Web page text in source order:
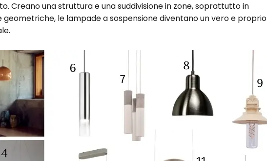
Creano una struttura e una suddivisione in zone, soprattutto in
le lampade a sospensione diventano un vero e proprio